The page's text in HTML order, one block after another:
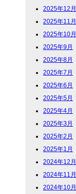
2025年12月
2025年11月
2025年10月
2025年9月
2025年8月
2025年7月
2025年6月
2025年5月
2025年4月
2025年3月
2025年2月
2025年1月
2024年12月
2024年11月
2024年10月